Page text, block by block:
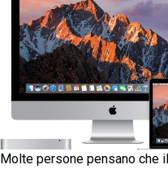
Molte persone pensano che